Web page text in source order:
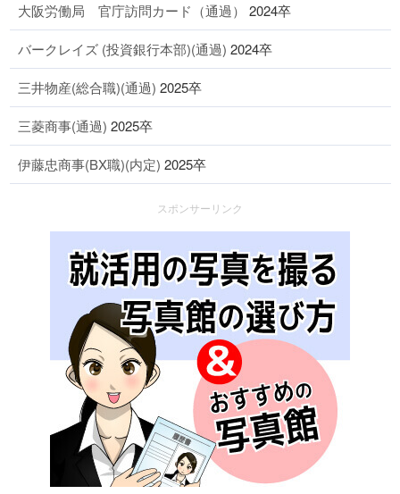
大阪労働局 官庁訪問カード（通過） 2024卒
バークレイズ (投資銀行本部)(通過) 2024卒
三井物産(総合職)(通過) 2025卒
三菱商事(通過) 2025卒
伊藤忠商事(BX職)(内定) 2025卒
スポンサーリンク